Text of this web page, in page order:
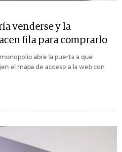
venderse y la
fila para comprarlo
abre la puerta a que
el mapa de acceso a la web con